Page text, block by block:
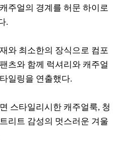
주얼의 경계를 허문 하이로
.
와 최소한의 장식으로 컴포
츠와 함께 럭셔리와 캐주얼
일링을 연출했다.
스타일리시한 캐주얼룩, 청
리트 감성의 멋스러운 겨울